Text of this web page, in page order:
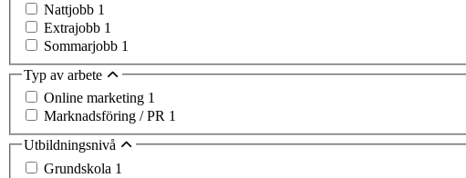
Nattjobb 1
Extrajobb 1
Sommarjobb 1
Typ av arbete
Online marketing 1
Marknadsföring / PR 1
Utbildningsnivå
Grundskola 1